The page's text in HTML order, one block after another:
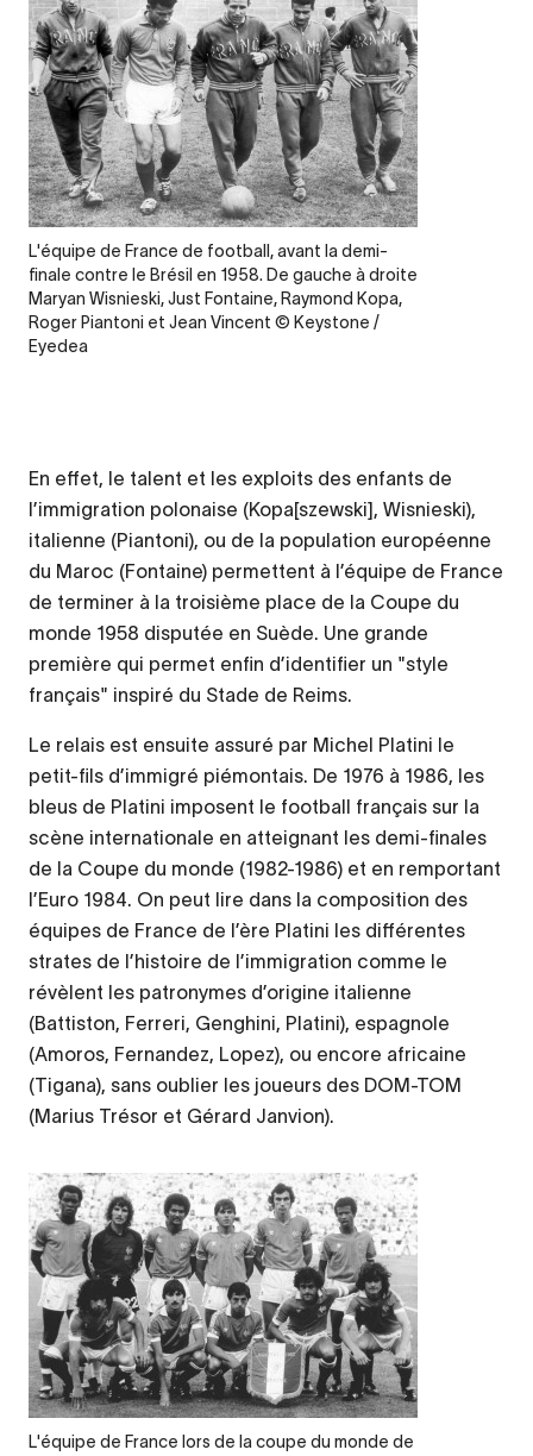
Legende
L'équipe de France de football, avant la demi-
finale contre le Brésil en 1958. De gauche à droite
Maryan Wisnieski, Just Fontaine, Raymond Kopa,
Roger Piantoni et Jean Vincent © Keystone /
Eyedea
En effet, le talent et les exploits des enfants de
l’immigration polonaise (Kopa[szewski], Wisnieski),
italienne (Piantoni), ou de la population européenne
du Maroc (Fontaine) permettent à l’équipe de France
de terminer à la troisième place de la Coupe du
monde 1958 disputée en Suède. Une grande
première qui permet enfin d’identifier un "style
français" inspiré du Stade de Reims.
Le relais est ensuite assuré par Michel Platini le
petit-fils d’immigré piémontais. De 1976 à 1986, les
bleus de Platini imposent le football français sur la
scène internationale en atteignant les demi-finales
de la Coupe du monde (1982-1986) et en remportant
l’Euro 1984. On peut lire dans la composition des
équipes de France de l’ère Platini les différentes
strates de l’histoire de l’immigration comme le
révèlent les patronymes d’origine italienne
(Battiston, Ferreri, Genghini, Platini), espagnole
(Amoros, Fernandez, Lopez), ou encore africaine
(Tigana), sans oublier les joueurs des DOM-TOM
(Marius Trésor et Gérard Janvion).
Legende
L'équipe de France lors de la coupe du monde de